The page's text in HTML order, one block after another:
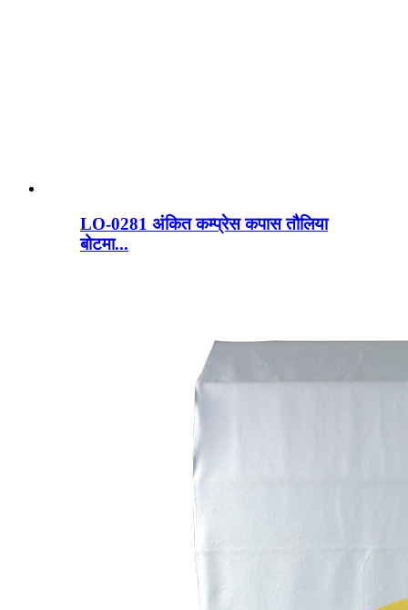
LO-0281 अंकित कम्प्रेस कपास तौलिया
बोटमा...